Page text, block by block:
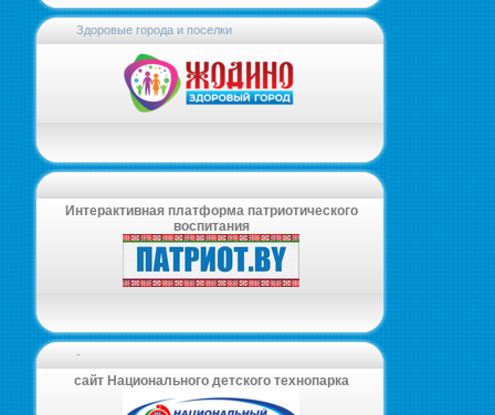
Здоровые города и поселки
Интерактивная платформа патриотического
воспитания
-
сайт Национального детского технопарка